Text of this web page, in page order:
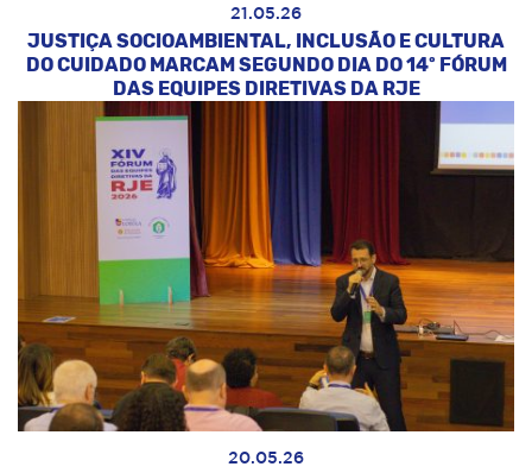
21.05.26
JUSTIÇA SOCIOAMBIENTAL, INCLUSÃO E CULTURA
DO CUIDADO MARCAM SEGUNDO DIA DO 14º FÓRUM
DAS EQUIPES DIRETIVAS DA RJE
20.05.26